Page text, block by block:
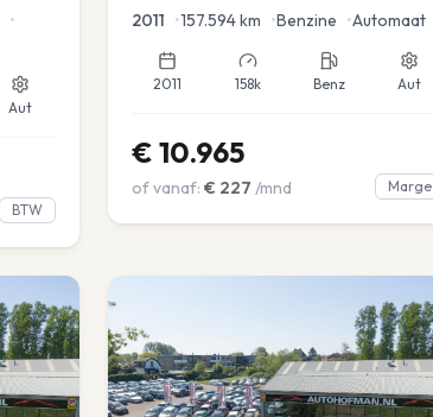
•
Aut
BTW
2011 •157.594km •Benzine •Automaat
2011 158k Benz Aut
€ 10.965
of vanaf: € 227 /mnd Marge